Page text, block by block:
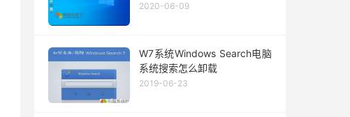
2020-06-09
W7系统Windows Search电脑
系统搜索怎么卸载
2019-06-23